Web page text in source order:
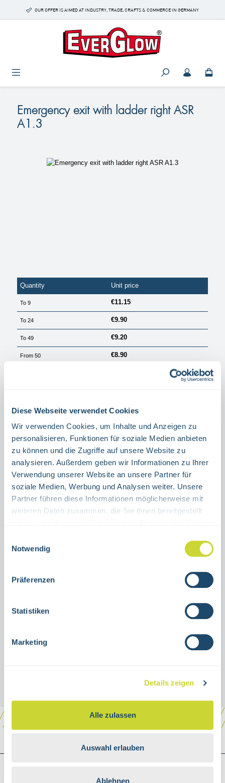
Diese Webseite verwendet Cookies
Wir verwenden Cookies, um Inhalte und Anzeigen zu
personalisieren, Funktionen für soziale Medien anbieten
zu können und die Zugriffe auf unsere Website zu
analysieren. Außerdem geben wir Informationen zu Ihrer
Verwendung unserer Website an unsere Partner für
soziale Medien, Werbung und Analysen weiter. Unsere
Partner führen diese Informationen möglicherweise mit
weiteren Daten zusammen, die Sie ihnen bereitgestellt
Notwendig
Präferenzen
Statistiken
Marketing
Details zeigen
Alle zulassen
Auswahl erlauben
Ablehnen
Skip to main contentOUR OFFER IS AIMED AT INDUSTRY, TRADE, CRAFTS & COMMERCE IN GERMANY
Emergency exit with ladder right ASR
A1.3
Skip image gallery
Quantity Unit price
To9 €11.15
To24 €9.90
To49 €9.20
From50 €8.90
Select
Material
ALUMINIUM
FILM
Select
Richtung
Stück
ADD TO SHOPPING CART
Description
leftfor indoor use20 x 20 cmAluminum or
A1.3…More